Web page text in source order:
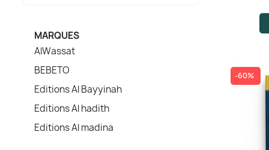
MARQUES
AlWassat
BEBETO
Editions Al Bayyinah
Editions Al hadith
Editions Al madina
-60%